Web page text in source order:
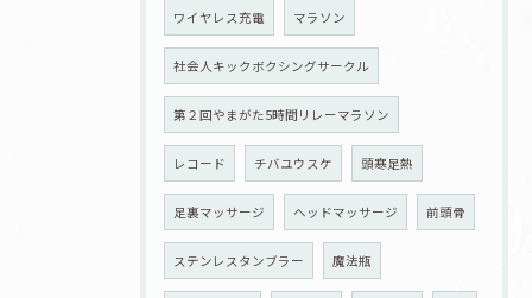
ワイヤレス充電 マラソン
社会人キックボクシングサークル
第２回やまがた5時間リレーマラソン
レコード チバユウスケ 頭寒足熱
足裏マッサージ ヘッドマッサージ 前頭骨
ステンレスタンブラー 魔法瓶